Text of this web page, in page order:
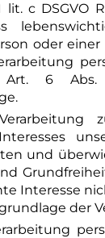
lit. c DSGVO
oder
Art. 6
und
Interesse
der